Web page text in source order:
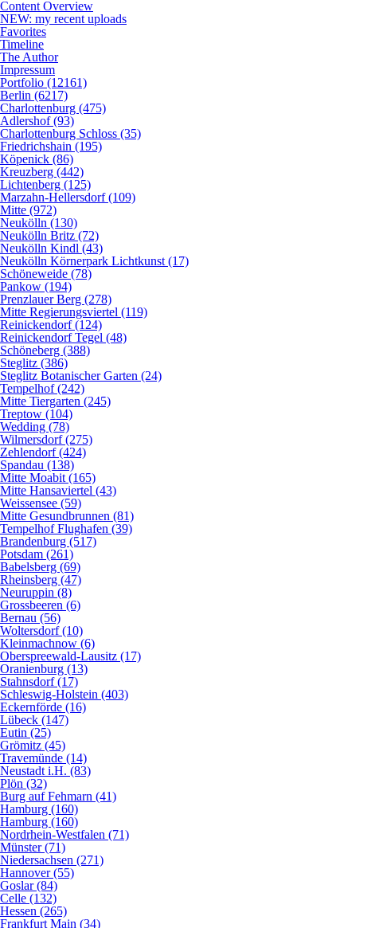
Content Overview
NEW: my recent uploads
Favorites
Timeline
The Author
Impressum
Portfolio (12161)
Berlin (6217)
Charlottenburg (475)
Adlershof (93)
Charlottenburg Schloss (35)
Friedrichshain (195)
Köpenick (86)
Kreuzberg (442)
Lichtenberg (125)
Marzahn-Hellersdorf (109)
Mitte (972)
Neukölln (130)
Neukölln Britz (72)
Neukölln Kindl (43)
Neukölln Körnerpark Lichtkunst (17)
Schöneweide (78)
Pankow (194)
Prenzlauer Berg (278)
Mitte Regierungsviertel (119)
Reinickendorf (124)
Reinickendorf Tegel (48)
Schöneberg (388)
Steglitz (386)
Steglitz Botanischer Garten (24)
Tempelhof (242)
Mitte Tiergarten (245)
Treptow (104)
Wedding (78)
Wilmersdorf (275)
Zehlendorf (424)
Spandau (138)
Mitte Moabit (165)
Mitte Hansaviertel (43)
Weissensee (59)
Mitte Gesundbrunnen (81)
Tempelhof Flughafen (39)
Brandenburg (517)
Potsdam (261)
Babelsberg (69)
Rheinsberg (47)
Neuruppin (8)
Grossbeeren (6)
Bernau (56)
Woltersdorf (10)
Kleinmachnow (6)
Oberspreewald-Lausitz (17)
Oranienburg (13)
Stahnsdorf (17)
Schleswig-Holstein (403)
Eckernförde (16)
Lübeck (147)
Eutin (25)
Grömitz (45)
Travemünde (14)
Neustadt i.H. (83)
Plön (32)
Burg auf Fehmarn (41)
Hamburg (160)
Hamburg (160)
Nordrhein-Westfalen (71)
Münster (71)
Niedersachsen (271)
Hannover (55)
Goslar (84)
Celle (132)
Hessen (265)
Frankfurt Main (34)